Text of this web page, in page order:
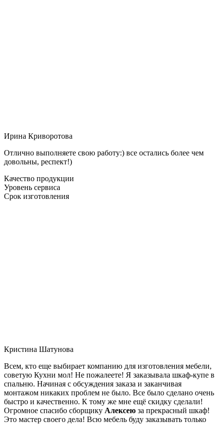
Ирина Криворотова
Отлично выполняете свою работу:) все остались более чем
довольны, респект!)
Качество продукции
Уровень сервиса
Срок изготовления
Кристина Шатунова
Всем, кто еще выбирает компанию для изготовления мебели,
советую Кухни мол! Не пожалеете! Я заказывала шкаф-купе в
спальню. Начиная с обсуждения заказа и заканчивая
монтажом никаких проблем не было. Все было сделано очень
быстро и качественно. К тому же мне ещё скидку сделали!
Огромное спасибо сборщику Алексею за прекрасный шкаф!
Это мастер своего дела! Всю мебель буду заказывать только